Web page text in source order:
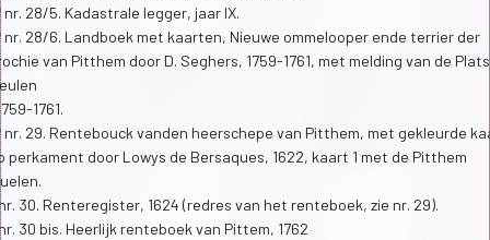
28/5. Kadastrale legger, jaar IX.
28/6. Landboek met kaarten, Nieuwe ommelooper ende terrier der
van Pitthem door D. Seghers, 1759-1761, met melding van de
1761.
29. Rentebouck vanden heerschepe van Pitthem, met gekleurde
perkament door Lowys de Bersaques, 1622, kaart 1 met de Pitthem
30. Renteregister, 1624 (redres van het renteboek, zie nr. 29).
30 bis. Heerlijk renteboek van Pittem, 1762